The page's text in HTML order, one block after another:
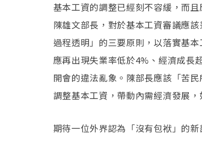
基本工資的調整已經刻不容緩，而
陳雄文部長，對於基本工資審議應
過程透明」的三要原則，以落實基
應再出現失業率低於4%、經濟成長
開會的違法亂象。陳部長應該「苦
調整基本工資，帶動內需經濟發展
期待一位外界認為「沒有包袱」的